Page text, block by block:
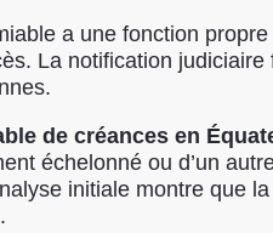
a une fonction
La notification
de créances en
échelonné ou d’un
initiale montre